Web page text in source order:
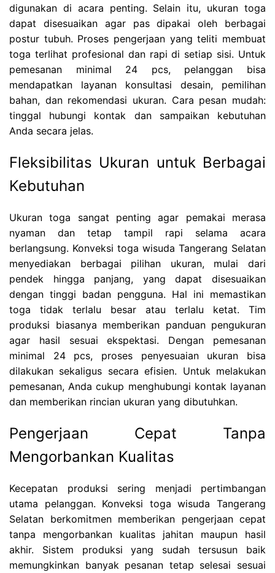
digunakan di acara penting. Selain itu, ukuran toga
dapat disesuaikan agar pas dipakai oleh berbagai
postur tubuh. Proses pengerjaan yang teliti membuat
toga terlihat profesional dan rapi di setiap sisi. Untuk
pemesanan minimal 24 pcs, pelanggan bisa
mendapatkan layanan konsultasi desain, pemilihan
bahan, dan rekomendasi ukuran. Cara pesan mudah:
tinggal hubungi kontak dan sampaikan kebutuhan
Anda secara jelas.
Fleksibilitas Ukuran untuk Berbagai
Kebutuhan
Ukuran toga sangat penting agar pemakai merasa
nyaman dan tetap tampil rapi selama acara
berlangsung. Konveksi toga wisuda Tangerang Selatan
menyediakan berbagai pilihan ukuran, mulai dari
pendek hingga panjang, yang dapat disesuaikan
dengan tinggi badan pengguna. Hal ini memastikan
toga tidak terlalu besar atau terlalu ketat. Tim
produksi biasanya memberikan panduan pengukuran
agar hasil sesuai ekspektasi. Dengan pemesanan
minimal 24 pcs, proses penyesuaian ukuran bisa
dilakukan sekaligus secara efisien. Untuk melakukan
pemesanan, Anda cukup menghubungi kontak layanan
dan memberikan rincian ukuran yang dibutuhkan.
Pengerjaan Cepat Tanpa
Mengorbankan Kualitas
Kecepatan produksi sering menjadi pertimbangan
utama pelanggan. Konveksi toga wisuda Tangerang
Selatan berkomitmen memberikan pengerjaan cepat
tanpa mengorbankan kualitas jahitan maupun hasil
akhir. Sistem produksi yang sudah tersusun baik
memungkinkan banyak pesanan tetap selesai sesuai